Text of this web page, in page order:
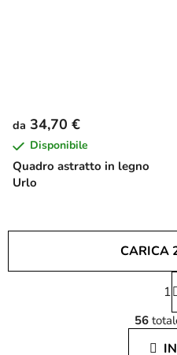
Quadro astratto in legno
Urlo
da 34,70 €
Disponibile
CARICA
1
56